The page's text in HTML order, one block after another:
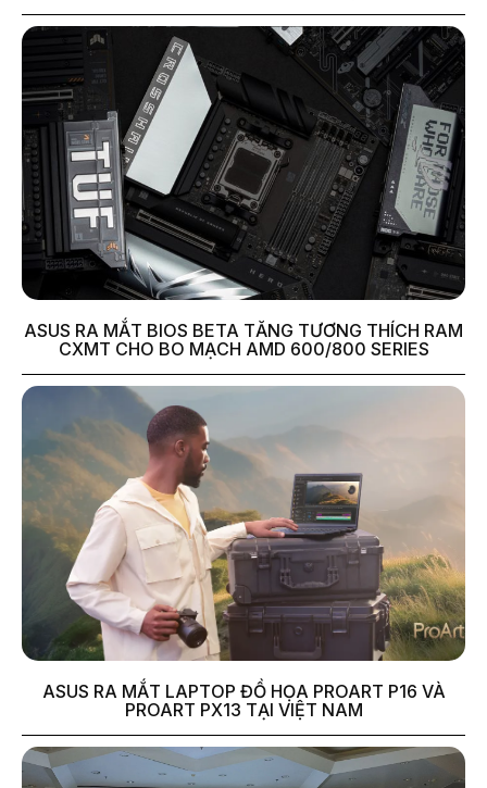
ASUS RA MẮT BIOS BETA TĂNG TƯƠNG THÍCH RAM
CXMT CHO BO MẠCH AMD 600/800 SERIES
ASUS RA MẮT LAPTOP ĐỒ HỌA PROART P16 VÀ
PROART PX13 TẠI VIỆT NAM